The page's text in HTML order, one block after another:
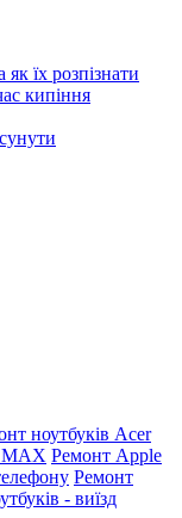
їх розпізнати
кипіння
ноутбуків Acer
MAX Ремонт Apple
Ремонт
- виїзд